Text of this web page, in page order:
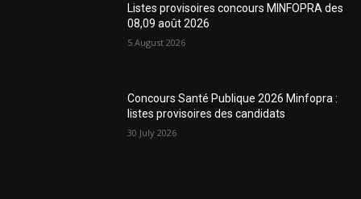
Listes provisoires concours MINFOPRA des
08,09 août 2026
5 August 2026
Concours Santé Publique 2026 Minfopra :
listes provisoires des candidats
30 July 2026